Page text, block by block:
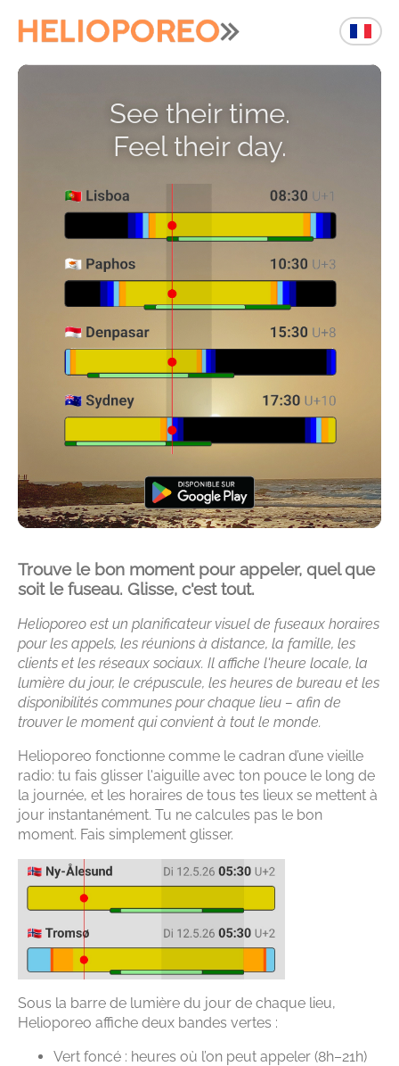
See their time.
Feel their day.
Trouve le bon moment pour appeler, quel que
soit le fuseau. Glisse, c'est tout.
Helioporeo est un planificateur visuel de fuseaux horaires
pour les appels, les réunions à distance, la famille, les
clients et les réseaux sociaux. Il affiche l'heure locale, la
lumière du jour, le crépuscule, les heures de bureau et les
disponibilités communes pour chaque lieu – afin de
trouver le moment qui convient à tout le monde.
Helioporeo fonctionne comme le cadran d’une vieille
radio: tu fais glisser l'aiguille avec ton pouce le long de
la journée, et les horaires de tous tes lieux se mettent à
jour instantanément. Tu ne calcules pas le bon
moment. Fais simplement glisser.
Sous la barre de lumière du jour de chaque lieu,
Helioporeo affiche deux bandes vertes :
Vert foncé : heures où l’on peut appeler (8h–21h)